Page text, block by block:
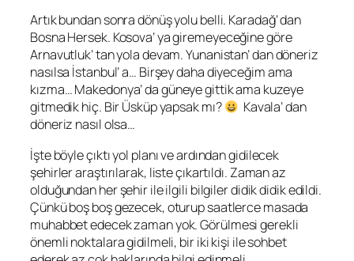
Artık bundan sonra dönüş yolu belli. Karadağ’ dan
Bosna Hersek. Kosova’ ya giremeyeceğine göre
Arnavutluk’ tan yola devam. Yunanistan’ dan döneriz
nasılsa İstanbul’ a… Birşey daha diyeceğim ama
kızma… Makedonya’ da güneye gittik ama kuzeye
gitmedik hiç. Bir Üsküp yapsak mı?
Kavala’ dan
döneriz nasıl olsa…
İşte böyle çıktı yol planı ve ardından gidilecek
şehirler araştırılarak, liste çıkartıldı. Zaman az
olduğundan her şehir ile ilgili bilgiler didik didik edildi.
Çünkü boş boş gezecek, oturup saatlerce masada
muhabbet edecek zaman yok. Görülmesi gerekli
önemli noktalara gidilmeli, bir iki kişi ile sohbet